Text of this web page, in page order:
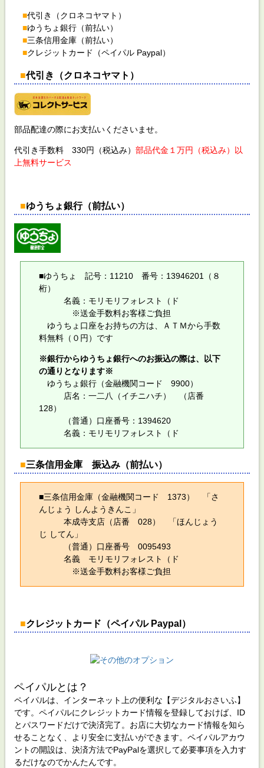
■代引き（クロネコヤマト）
■ゆうちょ銀行（前払い）
■三条信用金庫（前払い）
■クレジットカード（ペイパル Paypal）
■代引き（クロネコヤマト）
部品配達の際にお支払いくださいませ。
代引き手数料 330円（税込み） 部品代金１万円（税込み）以
上無料サービス
■ゆうちょ銀行（前払い）
■ゆうちょ 記号：11210 番号：13946201（８
桁）
名義：モリモリフォレスト（ド
※送金手数料お客様ご負担
ゆうちょ口座をお持ちの方は、ＡＴＭから手数
料無料（０円）です
※銀行からゆうちょ銀行へのお振込の際は、以下
の通りとなります※
ゆうちょ銀行（金融機関コード 9900）
店名：一二八（イチニハチ） （店番
128）
（普通）口座番号：1394620
名義：モリモリフォレスト（ド
■三条信用金庫 振込み（前払い）
■三条信用金庫（金融機関コード 1373） 「さ
んじょう しんようきんこ」
本成寺支店（店番 028） 「ほんじょう
じ してん」
（普通）口座番号 0095493
名義 モリモリフォレスト（ド
※送金手数料お客様ご負担
■クレジットカード（ペイパル Paypal）
ペイパルとは？
ペイパルは、インターネット上の便利な【デジタルおさいふ】
です。ペイパルにクレジットカード情報を登録しておけば、ID
とパスワードだけで決済完了。お店に大切なカード情報を知ら
せることなく、より安全に支払いができます。ペイパルアカウ
ントの開設は、決済方法でPayPalを選択して必要事項を入力す
るだけなのでかんたんです。